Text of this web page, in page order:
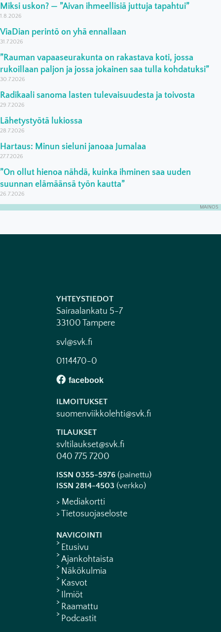
Miksi uskon? — ”Aivan ihmeellisiä juttuja tapahtui”
1.8.2026
ViaDian perintö on yhä ennallaan
31.7.2026
”Rauman vapaaseurakunta on rakastava koti, jossa
rukoillaan paljon ja jossa jokainen saa tulla kohdatuksi”
30.7.2026
Radikaali sanoma lasten tulevaisuudesta ja toivosta
29.7.2026
Lähetystyötä lukiossa
28.7.2026
Hartaus: Minun sieluni janoaa Jumalaa
27.7.2026
”On ollut hienoa nähdä, kuinka ihminen saa uuden
suunnan elämäänsä työn kautta”
26.7.2026
MAINOS
YHTEYSTIEDOT
Sairaalankatu 5-7
33100 Tampere
svl@svk.fi
0114470-0
ILMOITUKSET
suomenviikkolehti@svk.fi
TILAUKSET
svltilaukset@svk.fi
040 775 7200
ISSN 0355-5976 (painettu)
ISSN 2814-4503 (verkko)
> Mediakortti
> Tietosuojaseloste
NAVIGOINTI
Etusivu
Ajankohtaista
Näkökulmia
Kasvot
Ilmiöt
Raamattu
Podcastit